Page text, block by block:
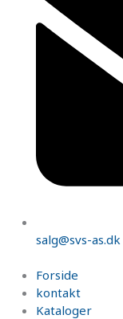
salg@svs-as.dk
Forside
kontakt
Kataloger